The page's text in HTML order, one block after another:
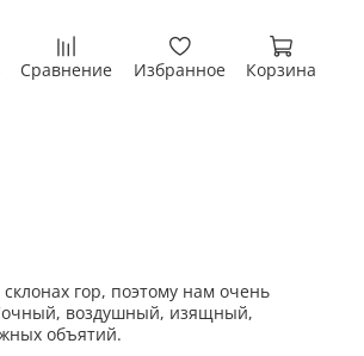
Сравнение Избранное Корзина
гор, поэтому нам очень
воздушный, изящный,
объятий.